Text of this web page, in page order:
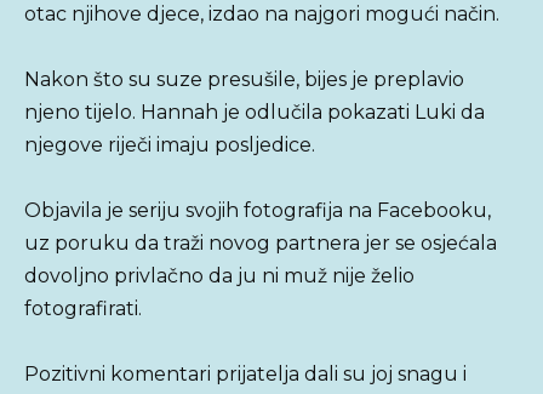
otac njihove djece, izdao na najgori mogući način.
Nakon što su suze presušile, bijes je preplavio
njeno tijelo. Hannah je odlučila pokazati Luki da
njegove riječi imaju posljedice.
Objavila je seriju svojih fotografija na Facebooku,
uz poruku da traži novog partnera jer se osjećala
dovoljno privlačno da ju ni muž nije želio
fotografirati.
Pozitivni komentari prijatelja dali su joj snagu i